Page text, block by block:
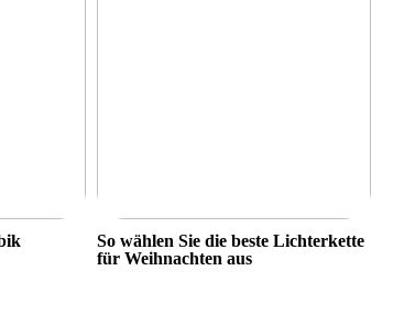
So wählen Sie die beste Lichterkette
für Weihnachten aus